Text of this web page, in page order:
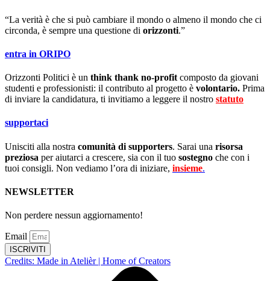
“La verità è che si può cambiare il mondo o almeno il mondo che ci
circonda, è sempre una questione di orizzonti.”
entra in ORIPO
Orizzonti Politici è un think thank no-profit composto da giovani
studenti e professionisti: il contributo al progetto è volontario. Prima
di inviare la candidatura, ti invitiamo a leggere il nostro statuto
supportaci
Unisciti alla nostra comunità di supporters. Sarai una risorsa
preziosa per aiutarci a crescere, sia con il tuo sostegno che con i
tuoi consigli. Non vediamo l’ora di iniziare, insieme.
NEWSLETTER
Non perdere nessun aggiornamento!
Email
ISCRIVITI
Credits: Made in Atelièr | Home of Creators